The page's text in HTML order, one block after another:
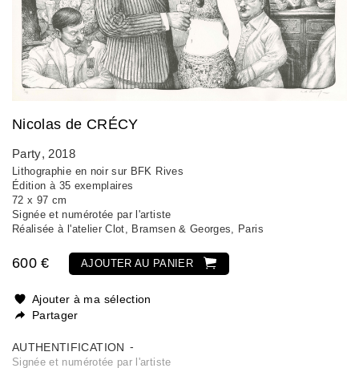
Nicolas de CRÉCY
Party, 2018
Lithographie en noir sur BFK Rives
Édition à 35 exemplaires
72 x 97 cm
Signée et numérotée par l'artiste
Réalisée à l'atelier Clot, Bramsen & Georges, Paris
600 € AJOUTER AU PANIER
Ajouter à ma sélection
Partager
AUTHENTIFICATION
Signée et numérotée par l'artiste